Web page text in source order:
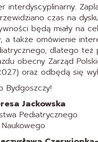
interdyscyplinarny.
czas na
będą miały na
także omówienie
dlatego też
obecny Zarząd
oraz odbędą się
Bydgoszczy!
Jackowska
Pediatrycznego